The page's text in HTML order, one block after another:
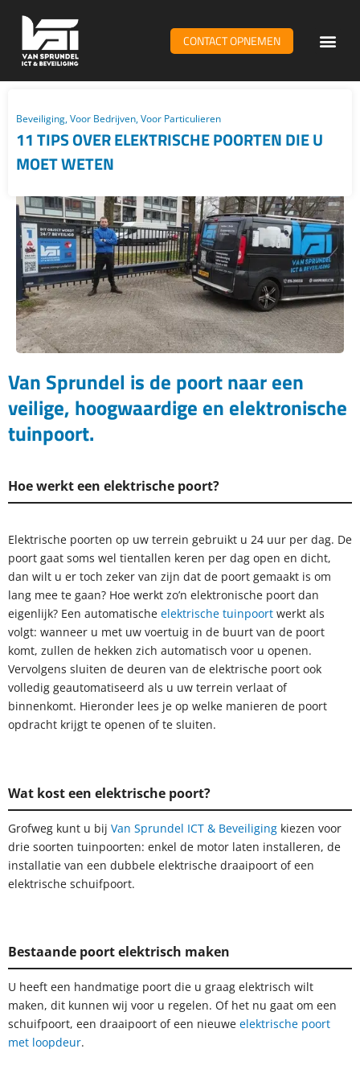
CONTACT OPNEMEN
Beveiliging,Voor Bedrijven,Voor Particulieren
11 TIPS OVER ELEKTRISCHE POORTEN DIE U
MOET WETEN
Van Sprundel is de poort naar een
veilige, hoogwaardige en elektronische
tuinpoort.
Hoe werkt een elektrische poort?
Elektrische poorten op uw terrein gebruikt u 24 uur per dag. De
poort gaat soms wel tientallen keren per dag open en dicht,
dan wilt u er toch zeker van zijn dat de poort gemaakt is om
lang mee te gaan? Hoe werkt zo’n elektronische poort dan
eigenlijk? Een automatische elektrische tuinpoort werkt als
volgt: wanneer u met uw voertuig in de buurt van de poort
komt, zullen de hekken zich automatisch voor u openen.
Vervolgens sluiten de deuren van de elektrische poort ook
volledig geautomatiseerd als u uw terrein verlaat of
binnenkomt. Hieronder lees je op welke manieren de poort
opdracht krijgt te openen of te sluiten.
Wat kost een elektrische poort?
Grofweg kunt u bij Van Sprundel ICT & Beveiliging kiezen voor
drie soorten tuinpoorten: enkel de motor laten installeren, de
installatie van een dubbele elektrische draaipoort of een
elektrische schuifpoort.
Bestaande poort elektrisch maken
U heeft een handmatige poort die u graag elektrisch wilt
maken, dit kunnen wij voor u regelen. Of het nu gaat om een
schuifpoort, een draaipoort of een nieuwe elektrische poort
met loopdeur.